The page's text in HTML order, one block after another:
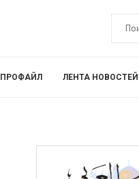
ПРОФАЙЛ ЛЕНТА НОВОСТЕЙ